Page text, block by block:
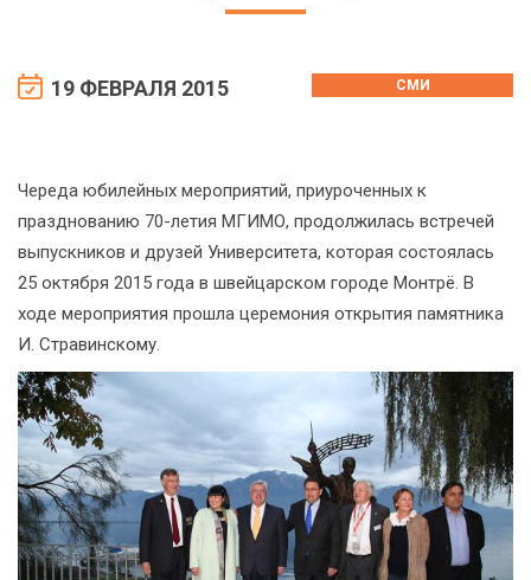
19 ФЕВРАЛЯ 2015 СМИ
Череда юбилейных мероприятий, приуроченных к
празднованию 70-летия МГИМО, продолжилась встречей
выпускников и друзей Университета, которая состоялась
25 октября 2015 года в швейцарском городе Монтрё. В
ходе мероприятия прошла церемония открытия памятника
И. Стравинскому.